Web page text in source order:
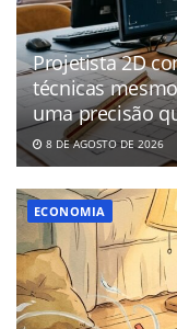
Projetista 2D
técnicas
uma precisão
8 DE AGOSTO DE 2026
ECONOMIA